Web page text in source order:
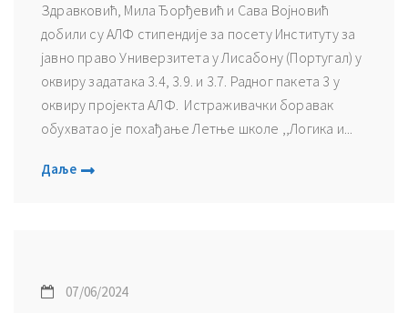
Здравковић, Мила Ђорђевић и Сава Војновић
добили су АЛФ стипендије за посету Институту за
јавно право Универзитета у Лисабону (Португал) у
оквиру задатака 3.4, 3.9. и 3.7. Радног пакета 3 у
оквиру пројекта АЛФ. Истраживачки боравак
обухватао је похађање Летње школе ,,Логика и...
Даље
07/06/2024